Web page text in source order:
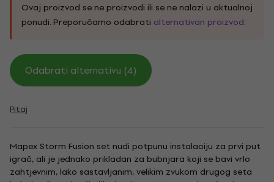
Ovaj proizvod se ne proizvodi ili se ne nalazi u aktualnoj
ponudi. Preporučamo odabrati alternativan proizvod.
Odabrati alternativu (4)
Pitaj
Mapex Storm Fusion set nudi potpunu instalaciju za prvi put
igrač, ali je jednako prikladan za bubnjara koji se bavi vrlo
zahtjevnim, lako sastavljanim, velikim zvukom drugog seta